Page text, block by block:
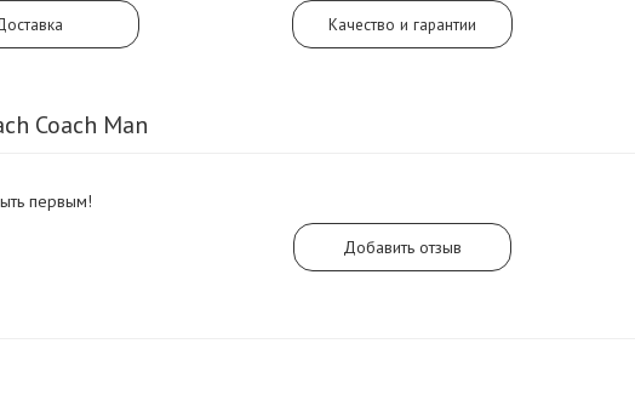
Качество и гарантии
Coach Man
первым!
Добавить отзыв